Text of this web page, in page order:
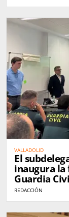
VALLADOLID
El
inaugura
Guardia
REDACCIÓN